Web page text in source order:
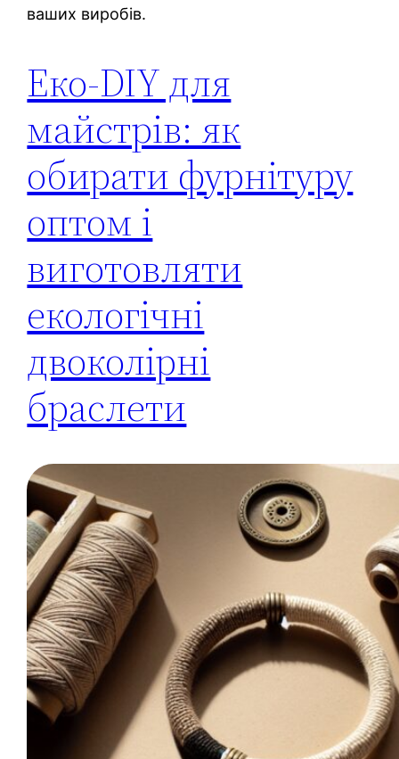
ваших виробів.
Еко-DIY для
майстрів: як
обирати фурнітуру
оптом і
виготовляти
екологічні
двоколірні
браслети